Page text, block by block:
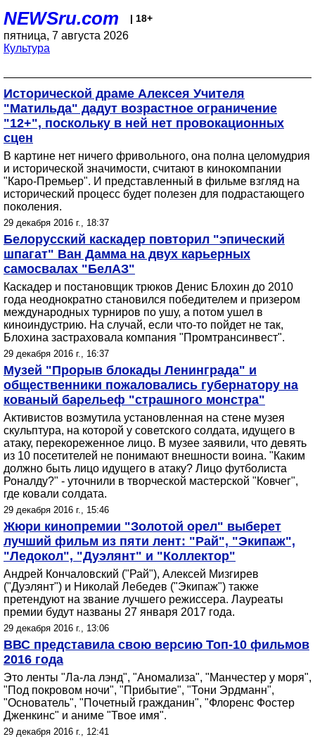
NEWSru.com | 18+
пятница, 7 августа 2026
Культура
Исторической драме Алексея Учителя
"Матильда" дадут возрастное ограничение
"12+", поскольку в ней нет провокационных
сцен
В картине нет ничего фривольного, она полна целомудрия
и исторической значимости, считают в кинокомпании
"Каро-Премьер". И представленный в фильме взгляд на
исторический процесс будет полезен для подрастающего
поколения.
29 декабря 2016 г., 18:37
Белорусский каскадер повторил "эпический
шпагат" Ван Дамма на двух карьерных
самосвалах "БелАЗ"
Каскадер и постановщик трюков Денис Блохин до 2010
года неоднократно становился победителем и призером
международных турниров по ушу, а потом ушел в
киноиндустрию. На случай, если что-то пойдет не так,
Блохина застраховала компания "Промтрансинвест".
29 декабря 2016 г., 16:37
Музей "Прорыв блокады Ленинграда" и
общественники пожаловались губернатору на
кованый барельеф "страшного монстра"
Активистов возмутила установленная на стене музея
скульптура, на которой у советского солдата, идущего в
атаку, перекореженное лицо. В музее заявили, что девять
из 10 посетителей не понимают внешности воина. "Каким
должно быть лицо идущего в атаку? Лицо футболиста
Роналду?" - уточнили в творческой мастерской "Ковчег",
где ковали солдата.
29 декабря 2016 г., 15:46
Жюри кинопремии "Золотой орел" выберет
лучший фильм из пяти лент: "Рай", "Экипаж",
"Ледокол", "Дуэлянт" и "Коллектор"
Андрей Кончаловский ("Рай"), Алексей Мизгирев
("Дуэлянт") и Николай Лебедев ("Экипаж") также
претендуют на звание лучшего режиссера. Лауреаты
премии будут названы 27 января 2017 года.
29 декабря 2016 г., 13:06
ВВС представила свою версию Топ-10 фильмов
2016 года
Это ленты "Ла-ла лэнд", "Аномализа", "Манчестер у моря",
"Под покровом ночи", "Прибытие", "Тони Эрдманн",
"Основатель", "Почетный гражданин", "Флоренс Фостер
Дженкинс" и аниме "Твое имя".
29 декабря 2016 г., 12:41